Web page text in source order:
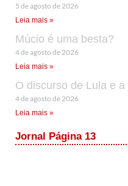
5 de agosto de 2026
Leia mais »
Múcio é uma besta?
4 de agosto de 2026
Leia mais »
O discurso de Lula e
4 de agosto de 2026
Leia mais »
Jornal Página 13